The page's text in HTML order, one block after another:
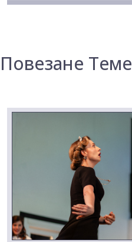
Повезане Теме